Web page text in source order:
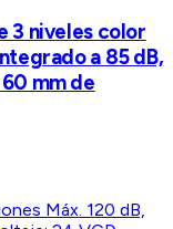
3 niveles color
a 85 dB,
mm de